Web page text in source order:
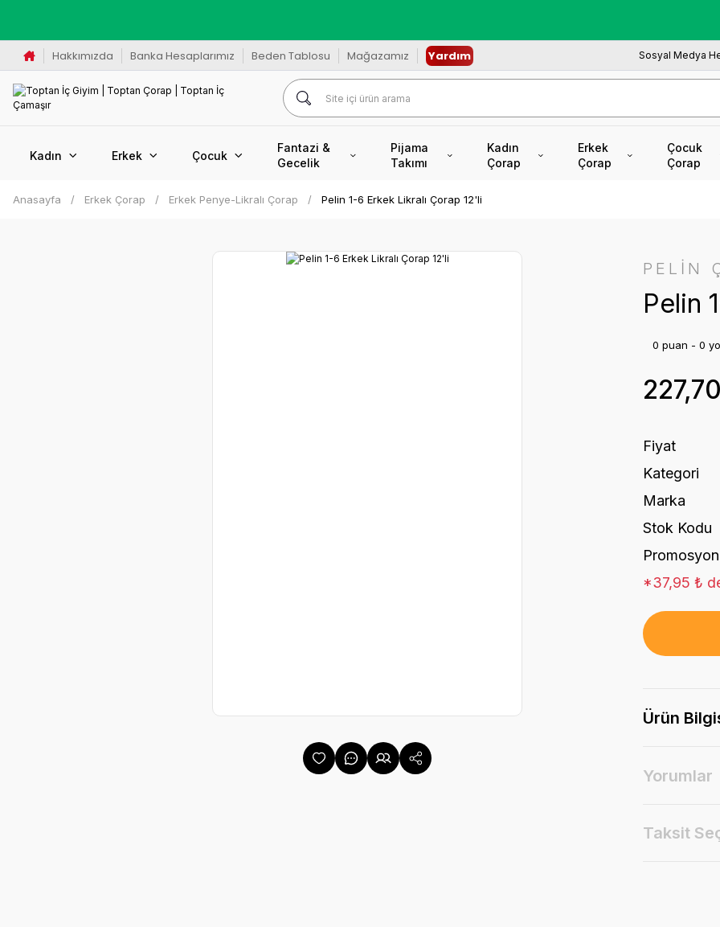
Hakkımızda Banka Hesaplarımız Beden Tablosu Mağazamız Yardım Sosyal Medya
Kadın Erkek Çocuk
Fantazi &
Gecelik
Pijama
Takımı
Kadın
Çorap
Erkek
Çorap
Çocuk
Çorap
Anasayfa Erkek Çorap Erkek Penye-Likralı Çorap Pelin 1-6 Erkek Likralı Çorap 12'li
PELİN
Pelin
0 puan - 0
Fiyat
Kategori
Marka
Stok Kodu
Promosyon
*37,95 ₺
Ürün
Yorumlar
Taksit